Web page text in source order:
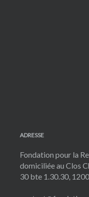
ADRESSE
Fondation pour la
domiciliée au Clos
30 bte 1.30.30,